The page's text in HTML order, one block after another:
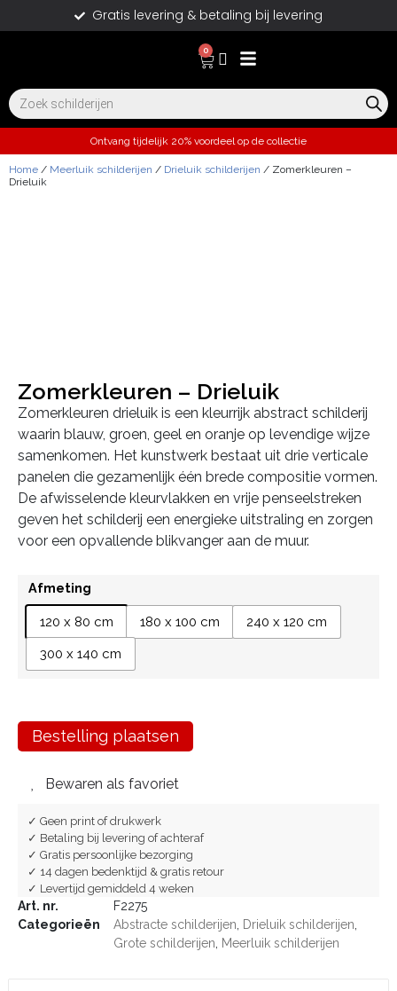
Gratis levering & betaling bij levering
0
Ontvang tijdelijk 20% voordeel op de collectie
Home / Meerluik schilderijen / Drieluik schilderijen / Zomerkleuren –
Drieluik
Zomerkleuren – Drieluik
Zomerkleuren drieluik is een kleurrijk abstract schilderij
waarin blauw, groen, geel en oranje op levendige wijze
samenkomen. Het kunstwerk bestaat uit drie verticale
panelen die gezamenlijk één brede compositie vormen.
De afwisselende kleurvlakken en vrije penseelstreken
geven het schilderij een energieke uitstraling en zorgen
voor een opvallende blikvanger aan de muur.
Afmeting
120 x 80 cm 180 x 100 cm
240 x 120 cm
300 x 140 cm
Bestelling plaatsen
Bewaren als favoriet
✓ Geen print of drukwerk
✓ Betaling bij levering of achteraf
✓ Gratis persoonlijke bezorging
✓ 14 dagen bedenktijd & gratis retour
✓ Levertijd gemiddeld 4 weken
Art. nr.
F2275
Categorieën
Abstracte schilderijen Drieluik schilderijen
Grote schilderijen
Meerluik schilderijen